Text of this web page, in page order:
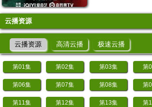
云播资源
云播资源 高清云播 极速云播
第01集 第02集 第03集 第
第06集 第07集 第08集 第
第11集 第12集 第13集 第